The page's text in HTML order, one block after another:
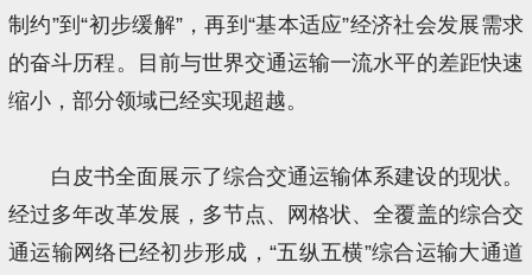
制约”到“初步缓解”，再到“基本适应”经济社会发展需求
的奋斗历程。目前与世界交通运输一流水平的差距快速
缩小，部分领域已经实现超越。
白皮书全面展示了综合交通运输体系建设的现状。
经过多年改革发展，多节点、网格状、全覆盖的综合交
通运输网络已经初步形成，“五纵五横”综合运输大通道